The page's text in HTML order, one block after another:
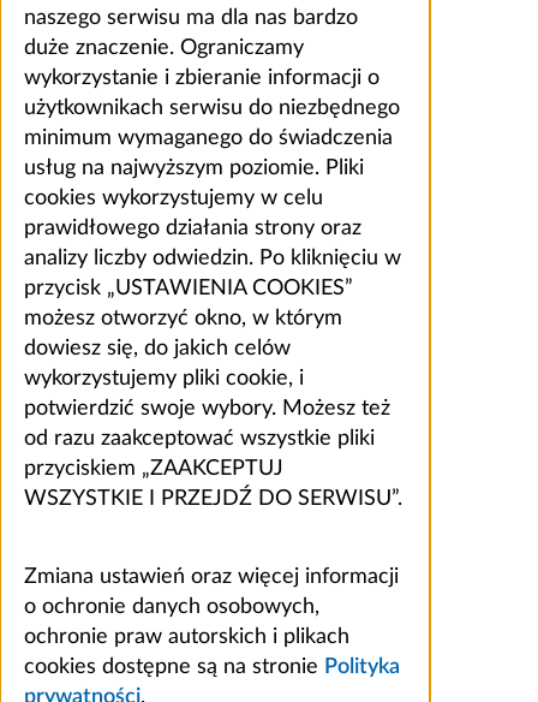
naszego serwisu ma dla nas bardzo
duże znaczenie. Ograniczamy
wykorzystanie i zbieranie informacji o
użytkownikach serwisu do niezbędnego
minimum wymaganego do świadczenia
usług na najwyższym poziomie. Pliki
cookies wykorzystujemy w celu
prawidłowego działania strony oraz
analizy liczby odwiedzin. Po kliknięciu w
przycisk „USTAWIENIA COOKIES”
możesz otworzyć okno, w którym
dowiesz się, do jakich celów
wykorzystujemy pliki cookie, i
potwierdzić swoje wybory. Możesz też
od razu zaakceptować wszystkie pliki
przyciskiem „ZAAKCEPTUJ
WSZYSTKIE I PRZEJDŹ DO SERWISU”.
Zmiana ustawień oraz więcej informacji
o ochronie danych osobowych,
ochronie praw autorskich i plikach
cookies dostępne są na stronie Polityka
prywatności.